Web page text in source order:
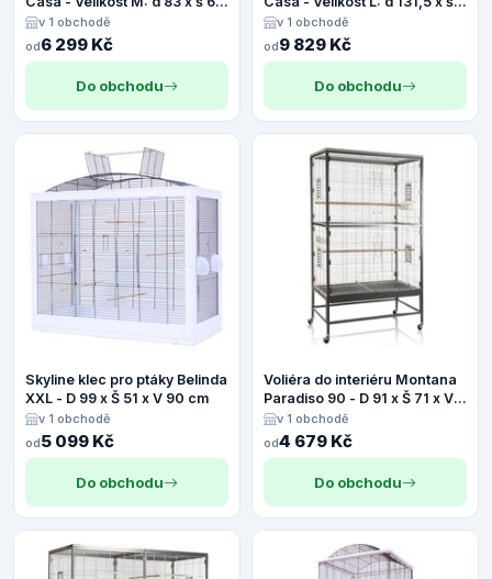
x v 153 cm
v 1 obchodě
od6 299 Kč
Do obchodu
67 x v 153 cm (2 balení*)
v 1 obchodě
od9 829 Kč
Do obchodu
Skyline klec pro ptáky Belinda
XXL - D 99 x Š 51 x V 90 cm
v 1 obchodě
od5 099 Kč
Do obchodu
Voliéra do interiéru Montana
Paradiso 90 - D 91 x Š 71 x V
160 cm (2 balíčky)
v 1 obchodě
od4 679 Kč
Do obchodu